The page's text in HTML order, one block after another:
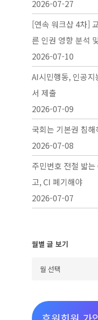
2026-07-27
[연속 워크샵 4차]
른 인권 영향 분석
2026-07-10
AI시민행동, 인공
서 제출
2026-07-09
국회는 기본권 침
2026-07-08
주민번호 전철 밟
고, CI 폐기해야
2026-07-07
월별 글 보기
보